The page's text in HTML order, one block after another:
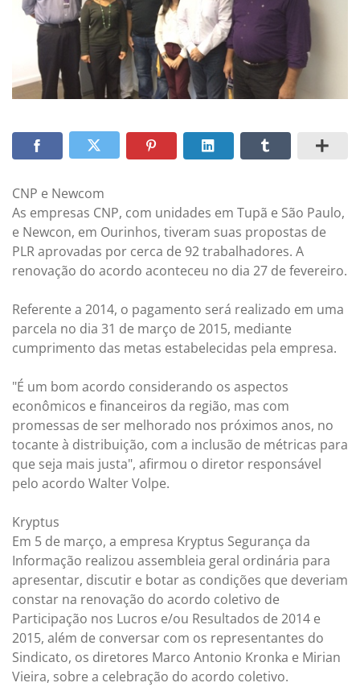
CNP e Newcom
As empresas CNP, com unidades em Tupã e São Paulo,
e Newcon, em Ourinhos, tiveram suas propostas de
PLR aprovadas por cerca de 92 trabalhadores. A
renovação do acordo aconteceu no dia 27 de fevereiro.
Referente a 2014, o pagamento será realizado em uma
parcela no dia 31 de março de 2015, mediante
cumprimento das metas estabelecidas pela empresa.
"É um bom acordo considerando os aspectos
econômicos e financeiros da região, mas com
promessas de ser melhorado nos próximos anos, no
tocante à distribuição, com a inclusão de métricas para
que seja mais justa", afirmou o diretor responsável
pelo acordo Walter Volpe.
Kryptus
Em 5 de março, a empresa Kryptus Segurança da
Informação realizou assembleia geral ordinária para
apresentar, discutir e botar as condições que deveriam
constar na renovação do acordo coletivo de
Participação nos Lucros e/ou Resultados de 2014 e
2015, além de conversar com os representantes do
Sindicato, os diretores Marco Antonio Kronka e Mirian
Vieira, sobre a celebração do acordo coletivo.